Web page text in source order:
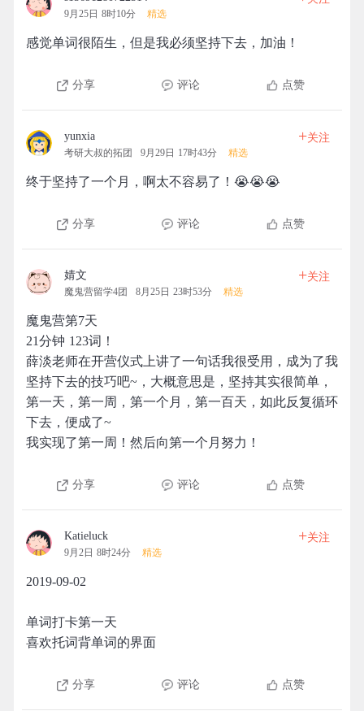
9月25日 8时10分 精选
感觉单词很陌生，但是我必须坚持下去，加油！
分享 评论 点赞
yunxia
考研大叔的拓团 9月29日 17时43分 精选
+关注
终于坚持了一个月，啊太不容易了！😭😭😭
分享 评论 点赞
婧文
魔鬼营留学4团 8月25日 23时53分 精选
+关注
魔鬼营第7天
21分钟 123词！
薛淡老师在开营仪式上讲了一句话我很受用，成为了我
坚持下去的技巧吧~，大概意思是，坚持其实很简单，
第一天，第一周，第一个月，第一百天，如此反复循环
下去，便成了~
我实现了第一周！然后向第一个月努力！
分享 评论 点赞
Katieluck
9月2日 8时24分 精选
+关注
2019-09-02
单词打卡第一天
喜欢托词背单词的界面
分享 评论 点赞